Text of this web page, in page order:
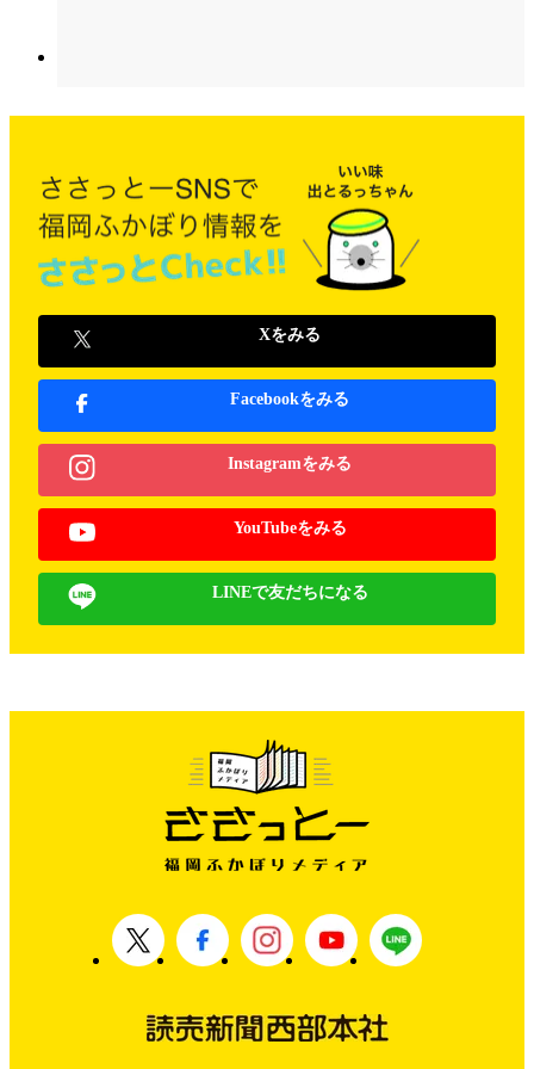
Xをみる
Facebookをみる
Instagramをみる
YouTubeをみる
LINEで友だちになる